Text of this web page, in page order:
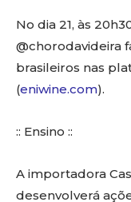
No dia 21, às
@chorodavideira
brasileiros nas
(eniwine.com).
:: Ensino ::
A importadora
desenvolverá